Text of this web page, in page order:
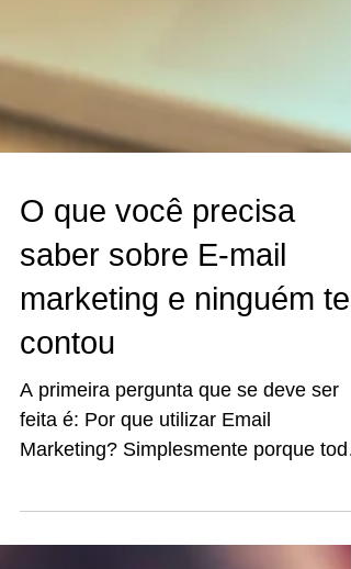
O que você precisa
saber sobre E-mail
marketing e ninguém te
contou
A primeira pergunta que se deve ser
feita é: Por que utilizar Email
mundo tem um e-mail, já que para...